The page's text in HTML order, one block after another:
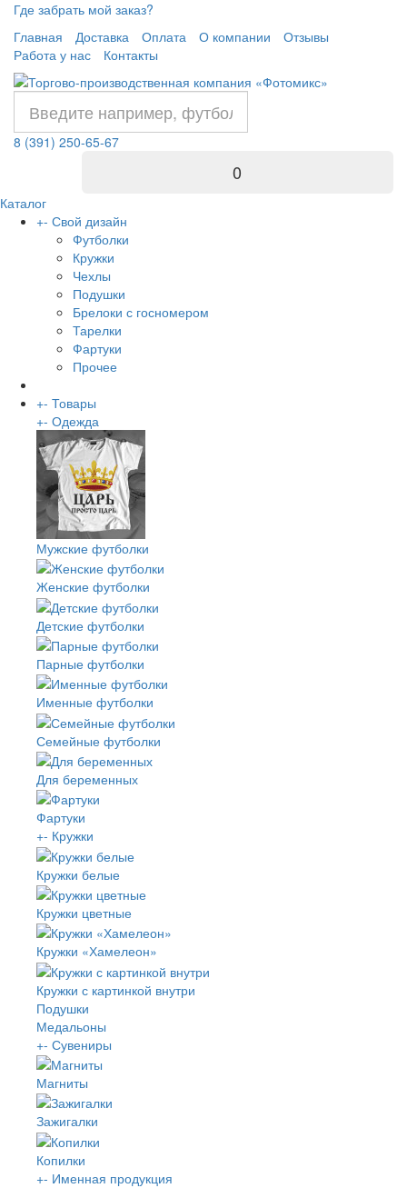
Где забрать мой заказ?
Главная
Доставка Оплата О компании
Отзывы
Работа у нас
Контакты
8 (391) 250-65-67
0
Каталог
+- Свой дизайн
Футболки
Кружки
Чехлы
Подушки
Брелоки с госномером
Тарелки
Фартуки
Прочее
+- Товары
+- Одежда
Мужские футболки
Женские футболки
Детские футболки
Парные футболки
Именные футболки
Семейные футболки
Для беременных
Фартуки
+- Кружки
Кружки белые
Кружки цветные
Кружки «Хамелеон»
Кружки с картинкой внутри
Подушки
Медальоны
+- Сувениры
Магниты
Зажигалки
Копилки
+- Именная продукция